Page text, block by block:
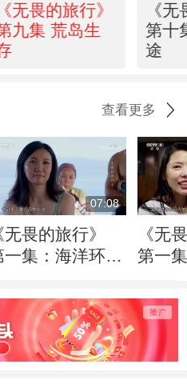
《无畏的旅行》
九集 荒岛生
《
第十
途
查看更多
07:08
无畏的旅行》
一集：海洋环境
风险寻找鲸鲨
《无
第一
于拍